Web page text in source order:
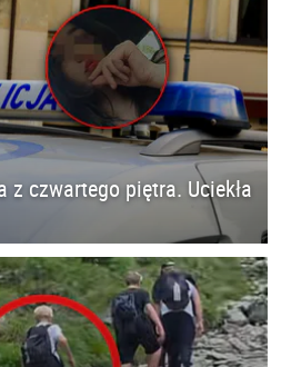
z czwartego piętra. Uciekła